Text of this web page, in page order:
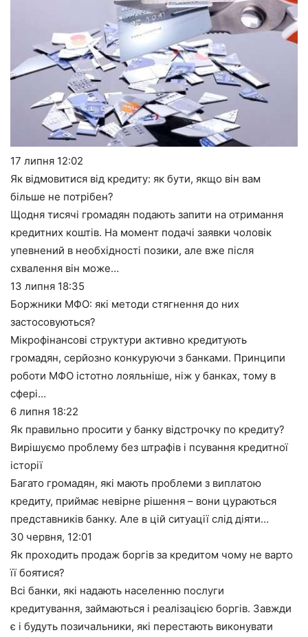
17 липня 12:02
Як відмовитися від кредиту: як бути, якщо він вам
більше не потрібен?
Щодня тисячі громадян подають запити на отримання
кредитних коштів. На момент подачі заявки чоловік
упевнений в необхідності позики, але вже після
схвалення він може…
13 липня 18:35
Боржники МФО: які методи стягнення до них
застосовуються?
Мікрофінансові структури активно кредитують
громадян, серйозно конкуруючи з банками. Принципи
роботи МФО істотно лояльніше, ніж у банках, тому в
сфері…
6 липня 18:22
Як правильно просити у банку відстрочку по кредиту?
Вирішуємо проблему без штрафів і псування кредитної
історії
Багато громадян, які мають проблеми з виплатою
кредиту, приймає невірне рішення – вони цураються
представників банку. Але в цій ситуації слід діяти…
30 червня, 12:01
Як проходить продаж боргів за кредитом чому не варто
її боятися?
Всі банки, які надають населенню послуги
кредитування, займаються і реалізацією боргів. Завжди
є і будуть позичальники, які перестають виконувати